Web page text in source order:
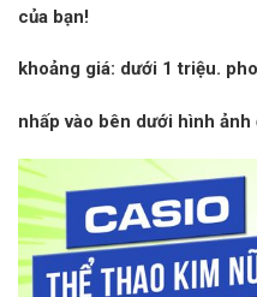
của bạn!
khoảng giá: dưới 1 triệu.
nhấp vào bên dưới hình ảnh